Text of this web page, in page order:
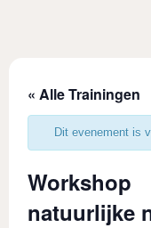
« Alle Trainingen
Dit evenement is
natuurlijke